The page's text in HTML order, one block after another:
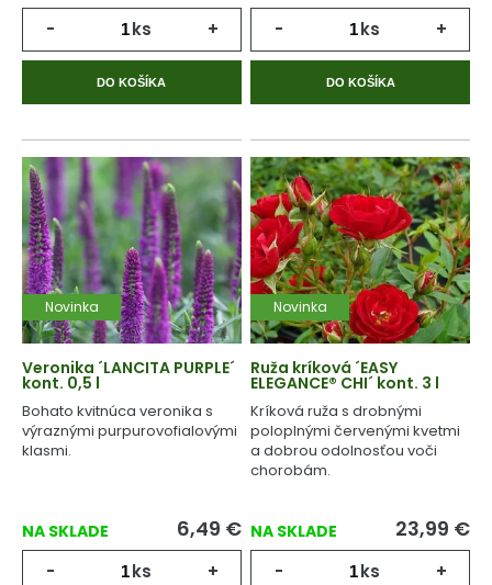
- ks +
DO KOŠÍKA
- ks +
DO KOŠÍKA
Novinka
Veronika ´LANCITA PURPLE´
kont. 0,5 l
Bohato kvitnúca veronika s
výraznými purpurovofialovými
klasmi.
NA SKLADE 6,49 €
- ks +
Novinka
Ruža kríková ´EASY
ELEGANCE® CHI´ kont. 3 l
Kríková ruža s drobnými
poloplnými červenými kvetmi
a dobrou odolnosťou voči
chorobám.
NA SKLADE 23,99 €
- ks +